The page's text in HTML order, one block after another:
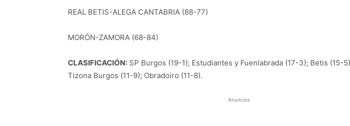
REAL BETIS-ALEGA CANTABRIA (88-77)
MORÓN-ZAMORA (68-84)
CLASIFICACIÓN: SP Burgos (19-1); Estudiantes y Fuenlabrada (17-3); Betis (15-
Tizona Burgos (11-9); Obradoiro (11-8).
Anuncios